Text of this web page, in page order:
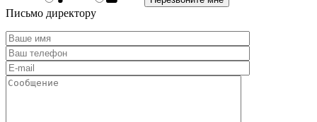
Письмо директору